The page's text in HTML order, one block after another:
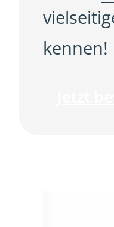
kennen!